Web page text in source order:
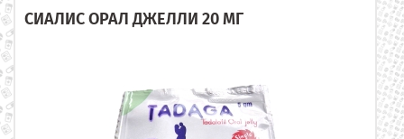
СИАЛИС ОРАЛ ДЖЕЛЛИ 20 МГ